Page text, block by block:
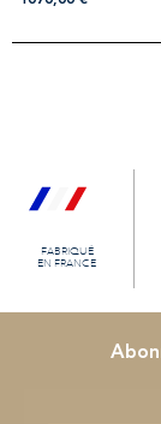
FABRIQUÉ
EN FRANCE